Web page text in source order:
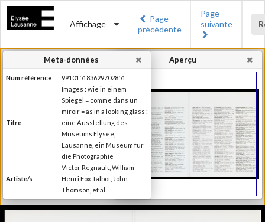
Affichage
Page
précédente
Page
suivante
Aperçu
Meta-données
Num référence 991015183629702851
Titre
Images : wie in einem
Spiegel = comme dans un
miroir = as in a looking glass :
eine Ausstellung des
Museums Elysée,
Lausanne, ein Museum für
die Photographie
Artiste/s
Victor Regnault, William
Henri Fox Talbot, John
Thomson, et al.
Auteur/s de la
Charles-Henri Favrod
(Préface), Nikolas